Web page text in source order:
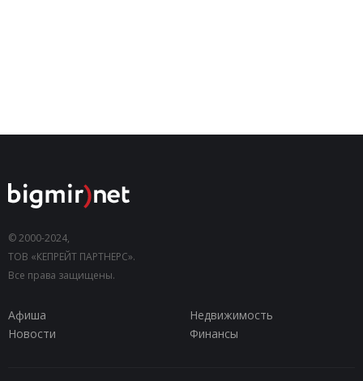
© 2000-2024,
ТОВ «КЕПРЕЙТ ПАРТНЕРС».
Все права защищены.
Афиша
Недвижимость
Новости
Финансы